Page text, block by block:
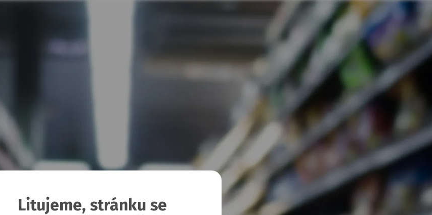
Litujeme, stránku se